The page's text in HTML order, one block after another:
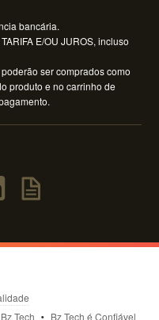
bancária.
E/OU JUROS, incluso
ser comprados como
produto e no carrinho de
Tech
Bz Tech é Confiável